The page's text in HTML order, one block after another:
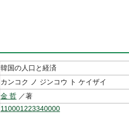
韓国の人口と経済
カンコク ノ ジンコウ ト ケイザイ
金 哲 ／著
110001223340000